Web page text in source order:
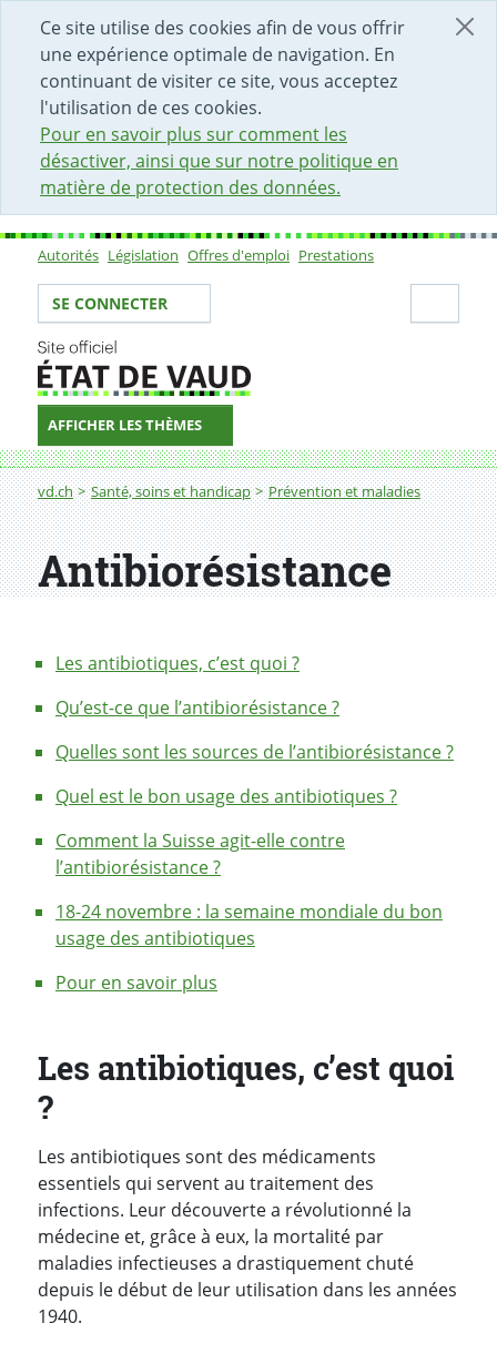
Ce site utilise des cookies afin de vous offrir
une expérience optimale de navigation. En
continuant de visiter ce site, vous acceptez
l'utilisation de ces cookies.
Pour en savoir plus sur comment les
désactiver, ainsi que sur notre politique en
matière de protection des données.
DÉBUT DU CONTENU DE LA PAGE
ACCÈS AU CHAMP DE RECHERCHE
PAGE D'ACCUEIL
FORMULAIRE DE CONTACT
Sous-navigation
Autorités Législation Offres d'emploi Prestations
Votre identité
SE CONNECTER
AFFICHER LES THÈMES
Fil d'Ariane
vd.ch Santé, soins et handicap Prévention et maladies
Antibiorésistance
Antibiorésistance
Les antibiotiques, c’est quoi ?
Qu’est-ce que l’antibiorésistance ?
Quelles sont les sources de l’antibiorésistance ?
Quel est le bon usage des antibiotiques ?
Comment la Suisse agit-elle contre
l’antibiorésistance ?
18-24 novembre : la semaine mondiale du bon
usage des antibiotiques
Pour en savoir plus
Les antibiotiques, c’est quoi
?
Les antibiotiques sont des médicaments
essentiels qui servent au traitement des
infections. Leur découverte a révolutionné la
médecine et, grâce à eux, la mortalité par
maladies infectieuses a drastiquement chuté
depuis le début de leur utilisation dans les années
1940.